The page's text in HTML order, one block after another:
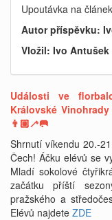
Upoutávka na článek
Autor příspěvku:
Vložil: Ivo Antušek
Události ve
Královské
👨🏼‍🦯🥅
Shrnutí víkendu 20.-
Čech! Áčku elévů se
Mladí sokolové
začátku příští
pražského a
Elévů najdete ZDE